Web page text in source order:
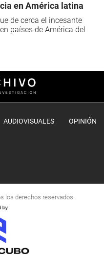
en América latina
de cerca el incesante
países de América del
AUDIOVISUALES OPINIÓN
los derechos reservados.